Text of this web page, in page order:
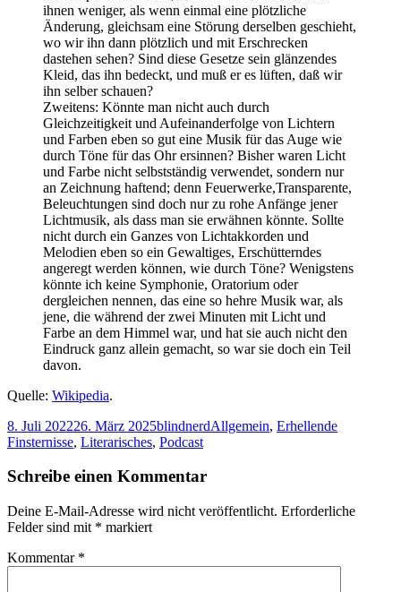
ihnen weniger, als wenn einmal eine plötzliche
Änderung, gleichsam eine Störung derselben geschieht,
wo wir ihn dann plötzlich und mit Erschrecken
dastehen sehen? Sind diese Gesetze sein glänzendes
Kleid, das ihn bedeckt, und muß er es lüften, daß wir
ihn selber schauen?
Zweitens: Könnte man nicht auch durch
Gleichzeitigkeit und Aufeinanderfolge von Lichtern
und Farben eben so gut eine Musik für das Auge wie
durch Töne für das Ohr ersinnen? Bisher waren Licht
und Farbe nicht selbstständig verwendet, sondern nur
an Zeichnung haftend; denn Feuerwerke,Transparente,
Beleuchtungen sind doch nur zu rohe Anfänge jener
Lichtmusik, als dass man sie erwähnen könnte. Sollte
nicht durch ein Ganzes von Lichtakkorden und
Melodien eben so ein Gewaltiges, Erschütterndes
angeregt werden können, wie durch Töne? Wenigstens
könnte ich keine Symphonie, Oratorium oder
dergleichen nennen, das eine so hehre Musik war, als
jene, die während der zwei Minuten mit Licht und
Farbe an dem Himmel war, und hat sie auch nicht den
Eindruck ganz allein gemacht, so war sie doch ein Teil
davon.
Quelle: Wikipedia.
Veröffentlicht
am
8. Juli 202226. März 2025Autor
blindnerdKategorien
Allgemein, Erhellende
Finsternisse, Literarisches, Podcast
Schreibe einen Kommentar
Deine E-Mail-Adresse wird nicht veröffentlicht. Erforderliche
Felder sind mit * markiert
Kommentar *